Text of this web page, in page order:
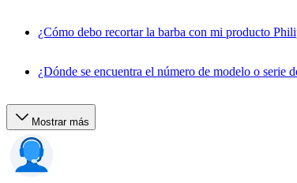
¿Cómo debo recortar la barba con mi producto
¿Dónde se encuentra el número de modelo o serie
Mostrar más